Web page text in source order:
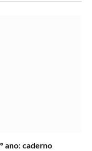
ano: caderno